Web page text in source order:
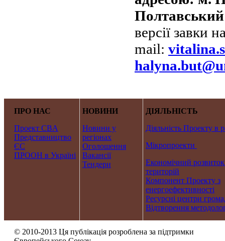
версії завки
mail:
ПРО НАС
Проект CBA
Представництво
ЄС
ПРООН в Україні
НОВИНИ
Новини у
регіонах
Оголошення
Вакансії
Тендери
ДІЯЛЬНІСТЬ
Діяльність Проекту в
Мікропроекти
Економічний розвиток
територій
Компонент Проекту з
енергоефективності
Ресурсні центри
Відтворення
© 2010-2013 Ця публікація розроблена за підтримки